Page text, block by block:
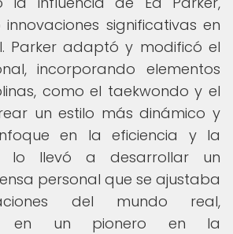
significativas en
Parker adaptó y modificó el
incorporando elementos
como el taekwondo y el
un estilo más dinámico y
en la eficiencia y la
lo llevó a desarrollar un
personal que se ajustaba
del mundo real,
en un pionero en la